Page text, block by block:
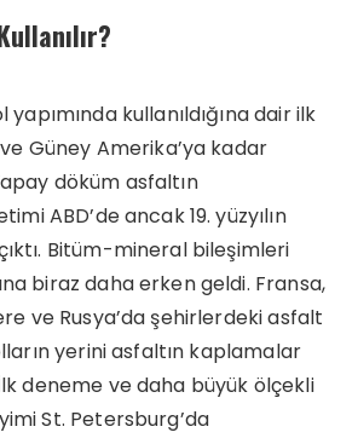
kullanıldığına dair ilk
ve Güney Amerika’ya kadar
döküm asfaltın
ABD’de ancak 19. yüzyılın
Bitüm-mineral bileşimleri
biraz daha erken geldi. Fransa,
ve Rusya’da şehirlerdeki asfalt
yerini asfaltın kaplamalar
deneme ve daha büyük ölçekli
St. Petersburg’da